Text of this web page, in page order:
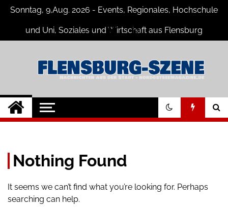
Skip
content
Sonntag, 9,Aug. 2026 - Events, Regionales, Hochschule
und Uni, Soziales und Wirtschaft aus Flensburg
Flensburg-Szene
Nachrichten
Nachrichten für Flensburg und
Umgebung
Nothing Found
It seems we can’t find what you’re looking for. Perhaps
searching can help.